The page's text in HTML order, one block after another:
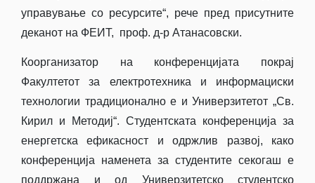
управување со ресурсите“, рече пред присутните
деканот на ФЕИТ, проф. д-р Атанасовски.
Коорганизатор на конференцијата покрај
Факултетот за електротехника и информациски
технологии традиционално е и Универзитетот „Св.
Кирил и Методиј“. Студентската конференција за
енергетска ефикасност и одржлив развој, како
конференција наменета за студентите секогаш е
поддржана и од Универзитетско студентско